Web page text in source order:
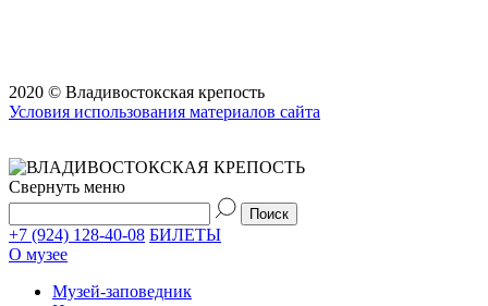
2020 © Владивостокская крепость
Условия использования материалов сайта
Свернуть меню
+7 (924) 128-40-08 БИЛЕТЫ
О музее
Музей-заповедник